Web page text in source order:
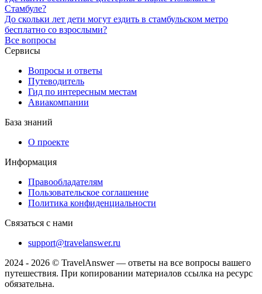
Стамбуле?
До скольки лет дети могут ездить в стамбульском метро
бесплатно со взрослыми?
Все вопросы
Сервисы
Вопросы и ответы
Путеводитель
Гид по интересным местам
Авиакомпании
База знаний
О проекте
Информация
Правообладателям
Пользовательское соглашение
Политика конфиденциальности
Связаться с нами
support@travelanswer.ru
2024 - 2026 © TravelAnswer — ответы на все вопросы вашего
путешествия. При копировании материалов ссылка на ресурс
обязательна.